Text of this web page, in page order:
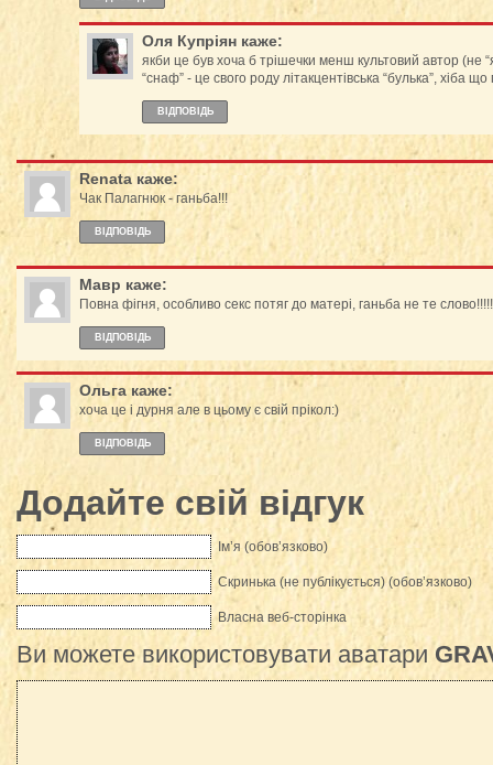
Оля Купріян каже:
якби це був хоча б трішечки менш культовий автор (не
“снаф” - це свого роду літакцентівська “булька”, хіба
ВІДПОВІДЬ
Renata каже:
Чак Палагнюк - ганьба!!!
ВІДПОВІДЬ
Мавр каже:
Повна фігня, особливо секс потяг до матері, ганьба не те слово!!!!!
ВІДПОВІДЬ
Ольга каже:
хоча це і дурня але в цьому є свій прікол:)
ВІДПОВІДЬ
Додайте свій відгук
Ім’я (обов’язково)
Скринька (не публікується) (обов’язково)
Власна веб-сторінка
Ви можете використовувати аватари